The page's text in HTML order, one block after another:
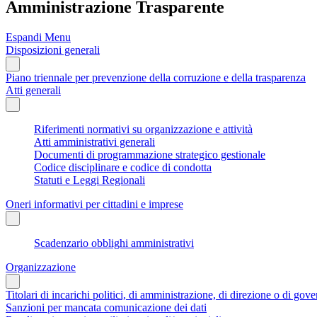
Amministrazione Trasparente
Espandi Menu
Disposizioni generali
Piano triennale per prevenzione della corruzione e della trasparenza
Atti generali
Riferimenti normativi su organizzazione e attività
Atti amministrativi generali
Documenti di programmazione strategico gestionale
Codice disciplinare e codice di condotta
Statuti e Leggi Regionali
Oneri informativi per cittadini e imprese
Scadenzario obblighi amministrativi
Organizzazione
Titolari di incarichi politici, di amministrazione, di direzione o di
Sanzioni per mancata comunicazione dei dati